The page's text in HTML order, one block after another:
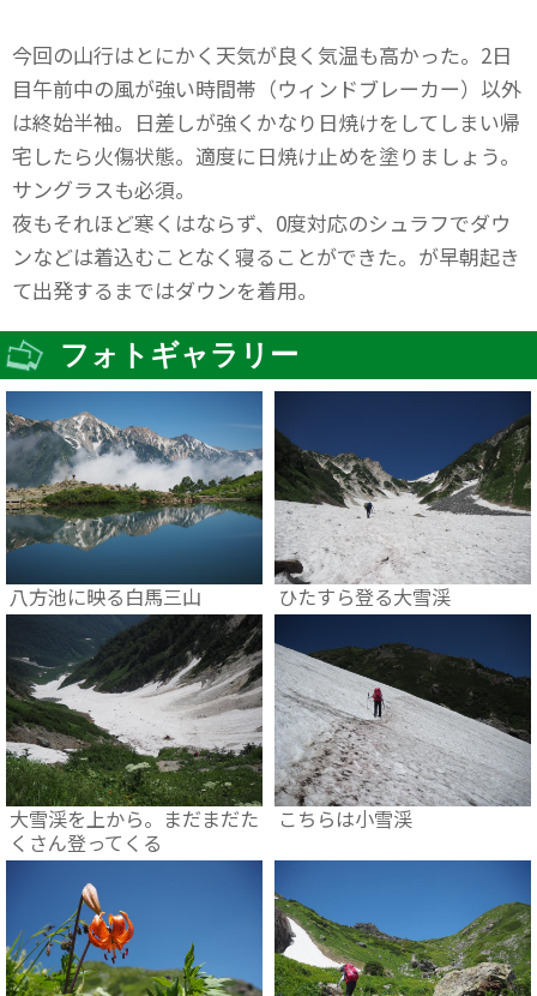
今回の山行はとにかく天気が良く気温も高かった。2日
目午前中の風が強い時間帯（ウィンドブレーカー）以外
は終始半袖。日差しが強くかなり日焼けをしてしまい帰
宅したら火傷状態。適度に日焼け止めを塗りましょう。
サングラスも必須。
夜もそれほど寒くはならず、0度対応のシュラフでダウ
ンなどは着込むことなく寝ることができた。が早朝起き
て出発するまではダウンを着用。
フォトギャラリー
八方池に映る白馬三山 ひたすら登る大雪渓
大雪渓を上から。まだまだた
くさん登ってくる
こちらは小雪渓